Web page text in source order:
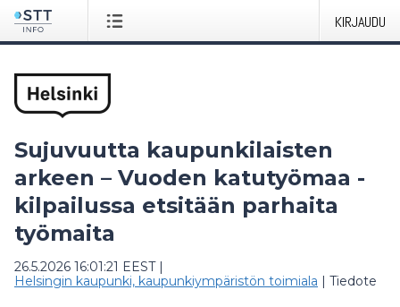
KIRJAUDU
Sujuvuutta kaupunkilaisten
arkeen – Vuoden katutyömaa -
kilpailussa etsitään parhaita
työmaita
26.5.2026 16:01:21 EEST|
Helsingin kaupunki, kaupunkiympäristön toimiala | Tiedote